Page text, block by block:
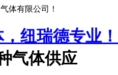
体有限公司！
气体供应